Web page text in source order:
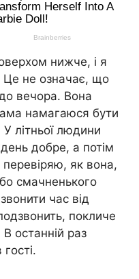
нижче, і я
Це не означає, що
вечора. Вона
намагаюся бути
літньої людини
добре, а потім
як вона,
смачненького
час від
покличе
останній раз